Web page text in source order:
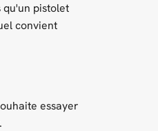
qu'un pistolet
convient
essayer